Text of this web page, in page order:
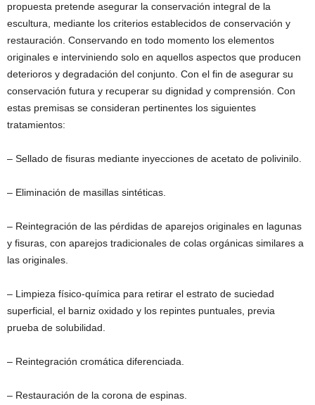
propuesta pretende asegurar la conservación integral de la
escultura, mediante los criterios establecidos de conservación y
restauración. Conservando en todo momento los elementos
originales e interviniendo solo en aquellos aspectos que producen
deterioros y degradación del conjunto. Con el fin de asegurar su
conservación futura y recuperar su dignidad y comprensión. Con
estas premisas se consideran pertinentes los siguientes
tratamientos:
– Sellado de fisuras mediante inyecciones de acetato de polivinilo.
– Eliminación de masillas sintéticas.
– Reintegración de las pérdidas de aparejos originales en lagunas
y fisuras, con aparejos tradicionales de colas orgánicas similares a
las originales.
– Limpieza físico-química para retirar el estrato de suciedad
superficial, el barniz oxidado y los repintes puntuales, previa
prueba de solubilidad.
– Reintegración cromática diferenciada.
– Restauración de la corona de espinas.